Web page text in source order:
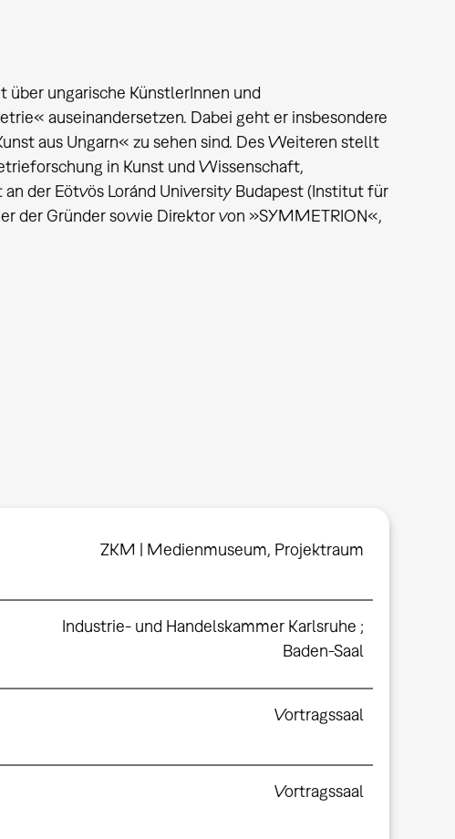
über ungarische KünstlerInnen und
auseinandersetzen. Dabei geht er insbesondere
aus Ungarn« zu sehen sind. Des Weiteren stellt
in Kunst und Wissenschaft,
der Eötvös Loránd University Budapest (Institut für
der Gründer sowie Direktor von »SYMMETRION«,
ZKM | Medienmuseum, Projektraum
Industrie- und Handelskammer Karlsruhe ;
Baden-Saal
Vortragssaal
Vortragssaal